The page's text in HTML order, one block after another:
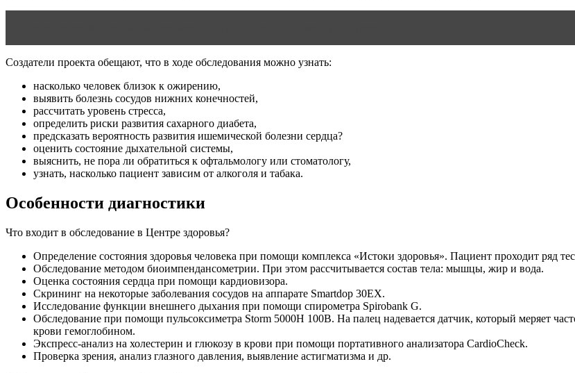
Создатели проекта обещают, что в ходе обследования можно узнать:
насколько человек близок к ожирению,
выявить болезнь сосудов нижних конечностей,
рассчитать уровень стресса,
определить риски развития сахарного диабета,
предсказать вероятность развития ишемической болезни сердца?
оценить состояние дыхательной системы,
выяснить, не пора ли обратиться к офтальмологу или стоматологу,
узнать, насколько пациент зависим от алкоголя и табака.
Особенности диагностики
Что входит в обследование в Центре здоровья?
Определение состояния здоровья человека при помощи комплекса «Истоки здоровья». Пациент проходит ряд
Обследование методом биоимпендансометрии. При этом рассчитывается состав тела: мышцы, жир и вода.
Оценка состояния сердца при помощи кардиовизора.
Скрининг на некоторые заболевания сосудов на аппарате Smartdop 30EX.
Исследование функции внешнего дыхания при помощи спирометра Spirobank G.
Обследование при помощи пульсоксиметра Storm 5000H 100B. На палец надевается датчик, который меряет
крови гемоглобином.
Экспресс-анализ на холестерин и глюкозу в крови при помощи портативного анализатора CardioCheck.
Проверка зрения, анализ глазного давления, выявление астигматизма и др.